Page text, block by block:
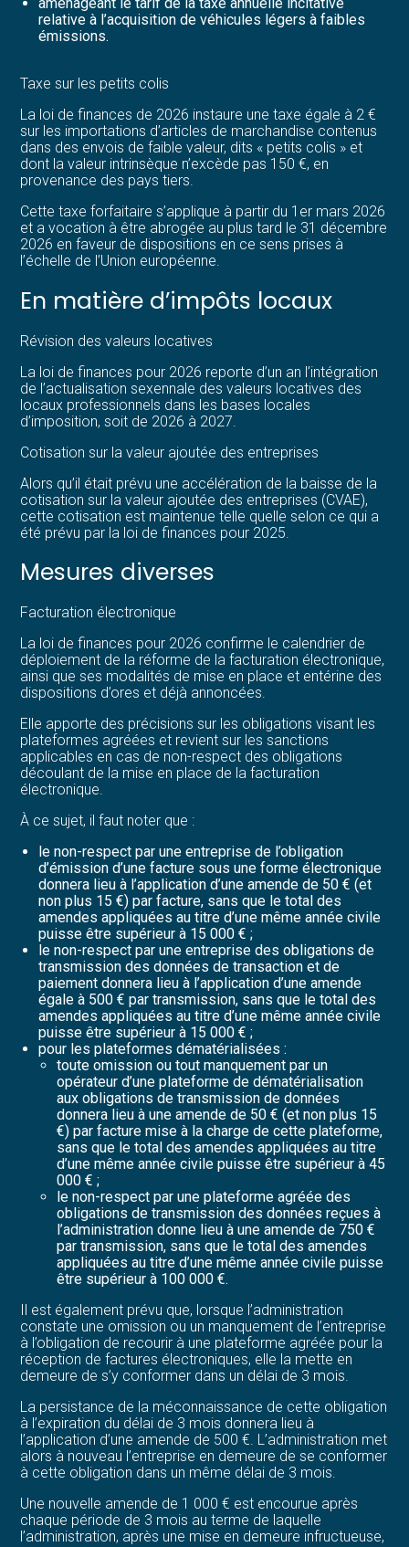
relative à l’acquisition de véhicules légers à faibles
émissions.
Taxe sur les petits colis
La loi de finances de 2026 instaure une taxe égale à 2 €
sur les importations d’articles de marchandise contenus
dans des envois de faible valeur, dits « petits colis » et
dont la valeur intrinsèque n’excède pas 150 €, en
provenance des pays tiers.
Cette taxe forfaitaire s’applique à partir du 1er mars 2026
et a vocation à être abrogée au plus tard le 31 décembre
2026 en faveur de dispositions en ce sens prises à
l’échelle de l’Union européenne.
En matière d’impôts locaux
Révision des valeurs locatives
La loi de finances pour 2026 reporte d’un an l’intégration
de l’actualisation sexennale des valeurs locatives des
locaux professionnels dans les bases locales
d’imposition, soit de 2026 à 2027.
Cotisation sur la valeur ajoutée des entreprises
Alors qu’il était prévu une accélération de la baisse de la
cotisation sur la valeur ajoutée des entreprises (CVAE),
cette cotisation est maintenue telle quelle selon ce qui a
été prévu par la loi de finances pour 2025.
Mesures diverses
Facturation électronique
La loi de finances pour 2026 confirme le calendrier de
déploiement de la réforme de la facturation électronique,
ainsi que ses modalités de mise en place et entérine des
dispositions d’ores et déjà annoncées.
Elle apporte des précisions sur les obligations visant les
plateformes agréées et revient sur les sanctions
applicables en cas de non-respect des obligations
découlant de la mise en place de la facturation
électronique.
À ce sujet, il faut noter que :
le non-respect par une entreprise de l’obligation
d’émission d’une facture sous une forme électronique
donnera lieu à l’application d’une amende de 50 € (et
non plus 15 €) par facture, sans que le total des
amendes appliquées au titre d’une même année civile
puisse être supérieur à 15 000 € ;
le non-respect par une entreprise des obligations de
transmission des données de transaction et de
paiement donnera lieu à l’application d’une amende
égale à 500 € par transmission, sans que le total des
amendes appliquées au titre d’une même année civile
puisse être supérieur à 15 000 € ;
pour les plateformes dématérialisées :
toute omission ou tout manquement par un
opérateur d’une plateforme de dématérialisation
aux obligations de transmission de données
donnera lieu à une amende de 50 € (et non plus 15
€) par facture mise à la charge de cette plateforme,
sans que le total des amendes appliquées au titre
d’une même année civile puisse être supérieur à 45
000 € ;
le non-respect par une plateforme agréée des
obligations de transmission des données reçues à
l’administration donne lieu à une amende de 750 €
par transmission, sans que le total des amendes
appliquées au titre d’une même année civile puisse
être supérieur à 100 000 €.
Il est également prévu que, lorsque l’administration
constate une omission ou un manquement de l’entreprise
à l’obligation de recourir à une plateforme agréée pour la
réception de factures électroniques, elle la mette en
demeure de s’y conformer dans un délai de 3 mois.
La persistance de la méconnaissance de cette obligation
à l’expiration du délai de 3 mois donnera lieu à
l’application d’une amende de 500 €. L’administration met
alors à nouveau l’entreprise en demeure de se conformer
à cette obligation dans un même délai de 3 mois.
Une nouvelle amende de 1 000 € est encourue après
chaque période de 3 mois au terme de laquelle
l’administration, après une mise en demeure infructueuse,